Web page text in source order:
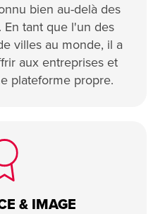
bien au-delà des
tant que l'un des
villes au monde, il a
aux entreprises et
plateforme propre.
& IMAGE